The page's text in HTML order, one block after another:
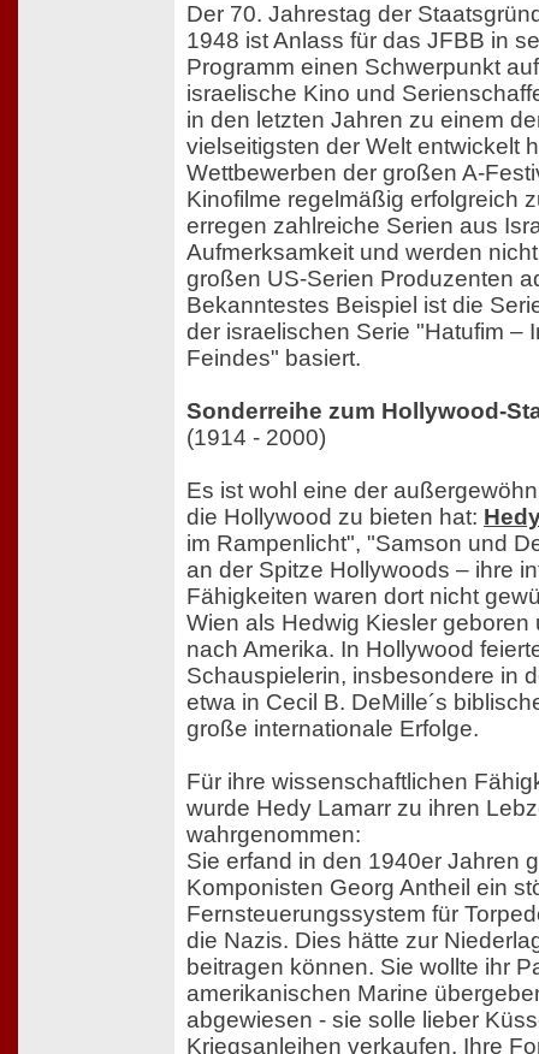
Der 70. Jahrestag der
1948 ist Anlass für das JFBB in
Programm einen Schwerpunkt
israelische Kino und
in den letzten Jahren zu einem
vielseitigsten der Welt entwickelt
Wettbewerben der großen A-
Kinofilme regelmäßig erfolgreich
erregen zahlreiche Serien aus
Aufmerksamkeit und werden
großen US-Serien Produzenten
Bekanntestes Beispiel ist die
der israelischen Serie "Hatufim –
Feindes" basiert.
Sonderreihe zum Hollywood-
(1914 - 2000)
Es ist wohl eine der
die Hollywood zu bieten hat:
im Rampenlicht", "Samson und
an der Spitze Hollywoods – ihre
Fähigkeiten waren dort nicht
Wien als Hedwig Kiesler geboren
nach Amerika. In Hollywood
Schauspielerin, insbesondere in
etwa in Cecil B. DeMille´s
große internationale Erfolge.
Für ihre wissenschaftlichen
wurde Hedy Lamarr zu ihren
wahrgenommen:
Sie erfand in den 1940er Jahren
Komponisten Georg Antheil ein
Fernsteuerungssystem für
die Nazis. Dies hätte zur
beitragen können. Sie wollte ihr
amerikanischen Marine
abgewiesen - sie solle lieber
Kriegsanleihen verkaufen. Ihre